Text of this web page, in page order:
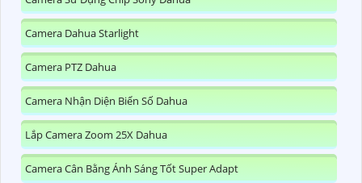
Camera Dahua Starlight
Camera PTZ Dahua
Camera Nhận Diện Biển Số Dahua
Lắp Camera Zoom 25X Dahua
Camera Cân Bằng Ánh Sáng Tốt Super Adapt